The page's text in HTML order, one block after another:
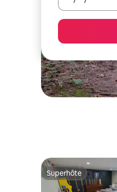
Superhôte
Superhôte